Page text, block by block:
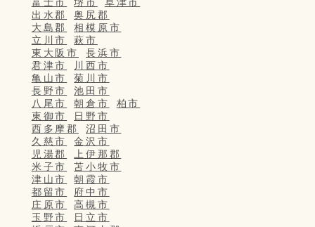
出水郡
奥尻郡
大島郡
相模原市
立川市
萩市
東大阪市
長浜市
君津市
川西市
亀山市
菊川市
長野市
池田市
八尾市
朝倉市
柏市
東御市
日野市
西多摩郡
沼田市
久慈市
金沢市
児湯郡
上伊那郡
米子市
苫小牧市
津山市
朝霞市
都留市
府中市
庄原市
高槻市
玉野市
日立市